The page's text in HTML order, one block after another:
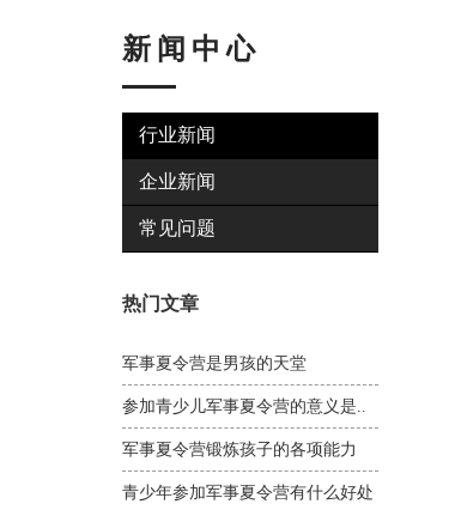
新闻中心
行业新闻
企业新闻
常见问题
热门文章
军事夏令营是男孩的天堂
参加青少儿军事夏令营的意义是..
军事夏令营锻炼孩子的各项能力
青少年参加军事夏令营有什么好处